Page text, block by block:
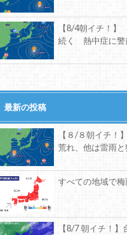
【8/4朝イチ！
続く 熱中症に警
最新の投稿
【８/８朝イチ！
荒れ、他は雷雨
すべての地域で梅
【8/7 朝イチ！